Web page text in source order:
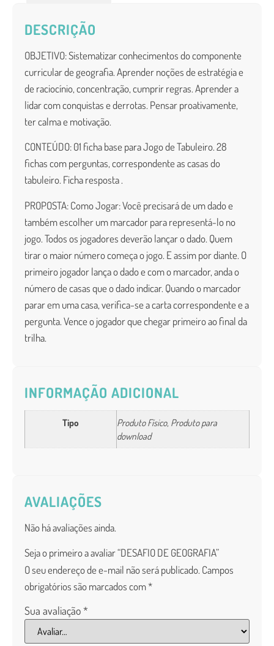
DESCRIÇÃO
OBJETIVO: Sistematizar conhecimentos do componente
curricular de geografia. Aprender noções de estratégia e
de raciocínio, concentração, cumprir regras. Aprender a
lidar com conquistas e derrotas. Pensar proativamente,
ter calma e motivação.
CONTEÚDO: 01 ficha base para Jogo de Tabuleiro. 28
fichas com perguntas, correspondente as casas do
tabuleiro. Ficha resposta .
PROPOSTA: Como Jogar: Você precisará de um dado e
também escolher um marcador para representá-lo no
jogo. Todos os jogadores deverão lançar o dado. Quem
tirar o maior número começa o jogo. E assim por diante. O
primeiro jogador lança o dado e com o marcador, anda o
número de casas que o dado indicar. Quando o marcador
parar em uma casa, verifica-se a carta correspondente e a
pergunta. Vence o jogador que chegar primeiro ao final da
trilha.
INFORMAÇÃO ADICIONAL
Tipo
Produto Físico, Produto para
download
AVALIAÇÕES
Não há avaliações ainda.
Seja o primeiro a avaliar “DESAFIO DE GEOGRAFIA”
O seu endereço de e-mail não será publicado. Campos
obrigatórios são marcados com*
Sua avaliação*